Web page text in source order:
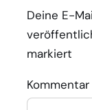
Deine E-
markiert
Kommentar